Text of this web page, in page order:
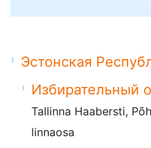
Эстонская
Избирательный
Tallinna Haabersti,
linnaosa